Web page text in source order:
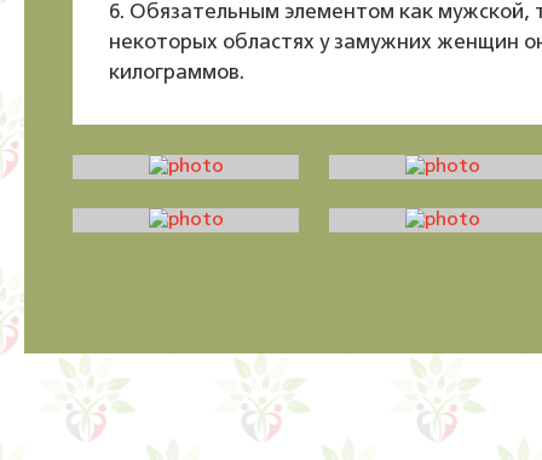
6. Обязательным элементом как
некоторых областях у замужних женщин
килограммов.